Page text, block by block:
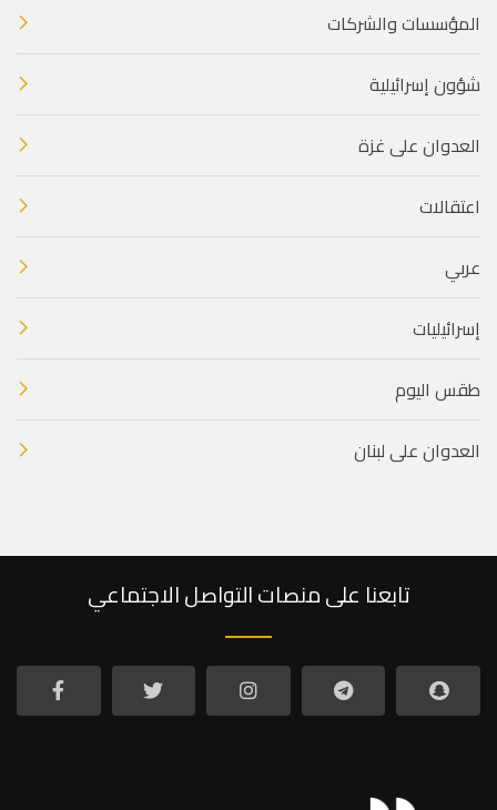
المؤسسات والشركات
شؤون إسرائيلية
العدوان على غزة
اعتقالات
عربي
إسرائيليات
طقس اليوم
العدوان على لبنان
تابعنا على منصات التواصل الاجتماعي